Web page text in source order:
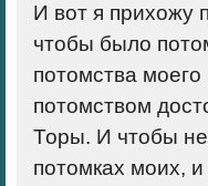
И вот я прихожу
чтобы было
потомства моего
потомством
Торы. И чтобы
потомках моих,